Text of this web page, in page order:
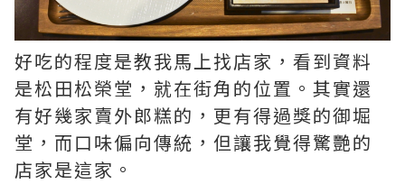
好吃的程度是教我馬上找店家，看到資料
是松田松榮堂，就在街角的位置。其實還
有好幾家賣外郎糕的，更有得過獎的御堀
堂，而口味偏向傳統，但讓我覺得驚艷的
店家是這家。